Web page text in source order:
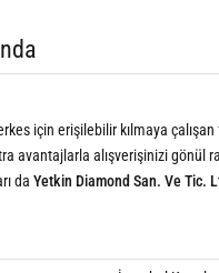
için erişilebilir kılmaya
avantajlarla alışverişinizi gönül
da Yetkin Diamond San. Ve Tic.